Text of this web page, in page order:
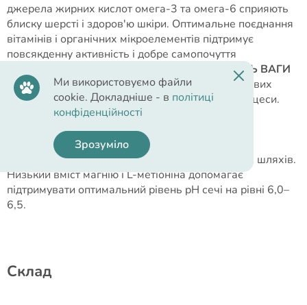
джерела жирних кислот омега-3 та омега-6 сприяють
блиску шерсті і здоров'ю шкіри. Оптимальне поєднання
вітамінів і органічних мікроелементів підтримує
повсякденну активність і добре самопочуття
ЗДОРОВ'Я ТРАВНОГО ТРАКТУ І КОНТРОЛЬ ВАГИ
Пробіотики та пребіотики сприяють росту здорових
бактерій у кишечнику та регулюють обмінні процеси.
Розчинна і нерозчинна клітковина допомагає
підтримувати оптимальну вагу.
ЗДОРОВ'Я СЕЧОВИВІДНИХ ШЛЯХІВ
Обліпиха сприяє здоров'ю нирок і сечовивідних шляхів.
Низький вміст магнію і L-метіоніна допомагає
підтримувати оптимальний рівень pH сечі на рівні 6,0–
6,5.
Cклад
Ми використовуємо файли
cookie. Докладніше - в політиці
конфіденційності
Зрозуміло